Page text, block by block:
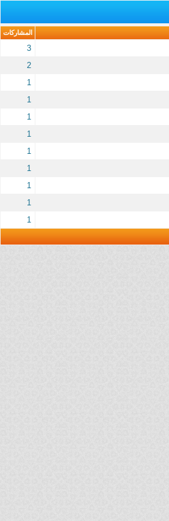
المشاركات
3
2
1
1
1
1
1
1
1
1
1